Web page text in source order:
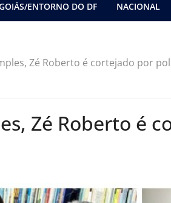
ENTORNO DO DF NACIONAL
Zé Roberto é cortejado por
Zé Roberto é